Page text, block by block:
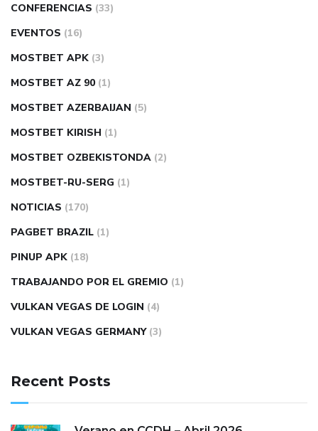
CONFERENCIAS (33)
EVENTOS (16)
MOSTBET APK (3)
MOSTBET AZ 90 (1)
MOSTBET AZERBAIJAN (5)
MOSTBET KIRISH (1)
MOSTBET OZBEKISTONDA (2)
MOSTBET-RU-SERG (1)
NOTICIAS (170)
PAGBET BRAZIL (1)
PINUP APK (18)
TRABAJANDO POR EL GREMIO (1)
VULKAN VEGAS DE LOGIN (4)
VULKAN VEGAS GERMANY (3)
Recent Posts